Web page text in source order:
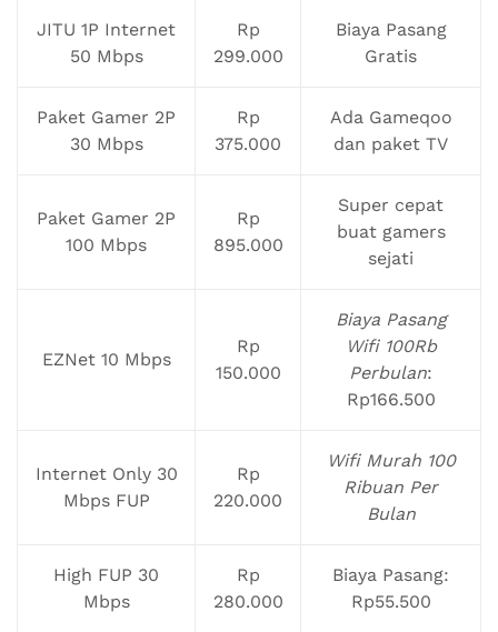
JITU 1P Internet
50 Mbps
Rp
299.000
Biaya Pasang
Gratis
Paket Gamer 2P
30 Mbps
Rp
375.000
Ada Gameqoo
dan paket TV
Paket Gamer 2P
100 Mbps
Rp
895.000
Super cepat
buat gamers
sejati
EZNet 10 Mbps
Rp
150.000
Biaya Pasang
Wifi 100Rb
Perbulan:
Rp166.500
Internet Only 30
Mbps FUP
Rp
220.000
Wifi Murah 100
Ribuan Per
Bulan
High FUP 30
Mbps
Rp
280.000
Biaya Pasang:
Rp55.500